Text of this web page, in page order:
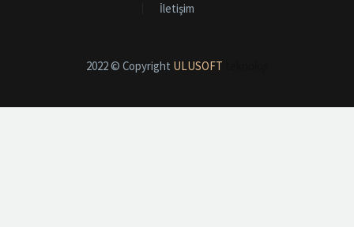
İletişim
2022 © Copyright ULUSOFT